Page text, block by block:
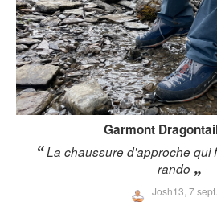
Garmont
La chaussure d'approche qui
rando
Josh13, 7